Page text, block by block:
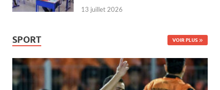
13 juillet 2026
SPORT VOIR PLUS